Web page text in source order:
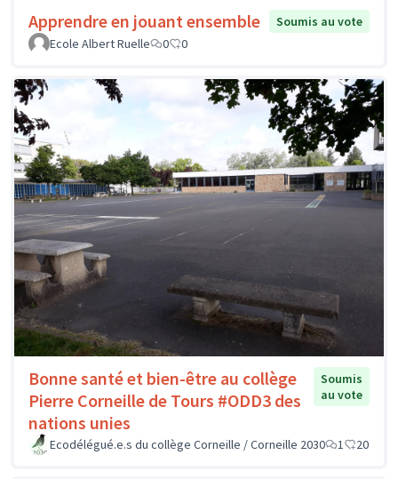
Apprendre en jouant ensemble
Soumis au vote
Ecole Albert Ruelle
0 0
Bonne santé et bien-être au collège
Pierre Corneille de Tours #ODD3 des
nations unies
Soumis
au vote
Ecodélégué.e.s du collège Corneille / Corneille 2030 1 20